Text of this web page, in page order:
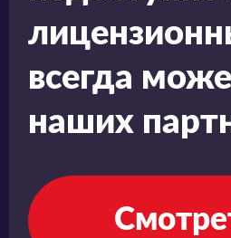
всегда
наших